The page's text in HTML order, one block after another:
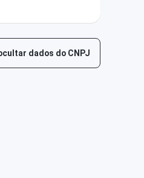
dados do CNPJ